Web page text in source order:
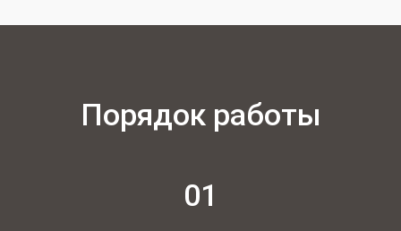
Порядок работы
01